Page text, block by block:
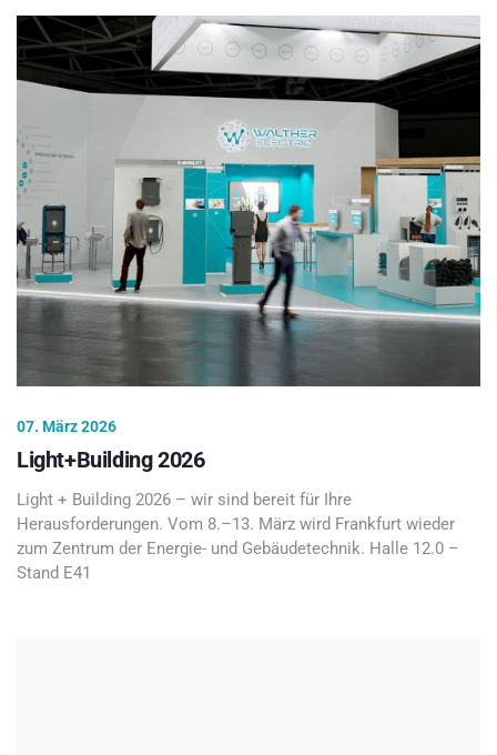
07. März 2026
Light+Building 2026
Light + Building 2026 – wir sind bereit für Ihre
Herausforderungen. Vom 8.–13. März wird Frankfurt wieder
zum Zentrum der Energie- und Gebäudetechnik. Halle 12.0 –
Stand E41